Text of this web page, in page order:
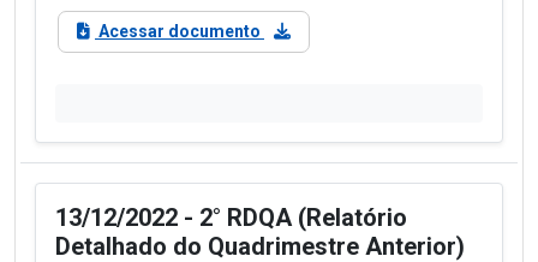
Acessar documento
13/12/2022 - 2° RDQA (Relatório
Detalhado do Quadrimestre Anterior)